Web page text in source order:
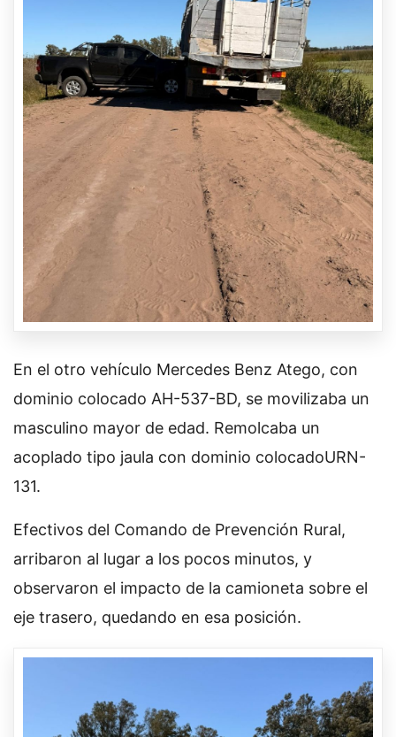
En el otro vehículo Mercedes Benz Atego, con
dominio colocado AH-537-BD, se movilizaba un
masculino mayor de edad. Remolcaba un
acoplado tipo jaula con dominio colocadoURN-
131.
Efectivos del Comando de Prevención Rural,
arribaron al lugar a los pocos minutos, y
observaron el impacto de la camioneta sobre el
eje trasero, quedando en esa posición.